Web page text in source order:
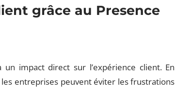
grâce au Presence
impact direct sur l’expérience client. En
entreprises peuvent éviter les frustrations